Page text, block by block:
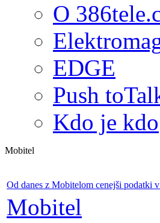
O
EDGE
Push
Kdo je kdo
Mobitel
Od danes z Mobitelom cenejši podatki
Mobitel